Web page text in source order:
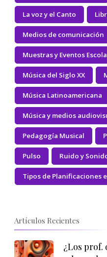
La voz y el Canto
Medios de comunicación
Muestras y Eventos
Música del Siglo XX
Música Latinoamericana
Música y medios
Pedagogía Musical
Pulso Ruido y
Tipos de Planificaciones
Artículos Recientes
¿Los prof.